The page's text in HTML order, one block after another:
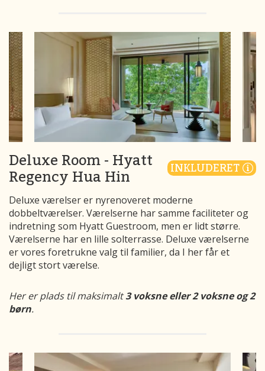
Deluxe Room - Hyatt
Regency Hua Hin
INKLUDERET
Deluxe værelser er nyrenoveret moderne
dobbeltværelser. Værelserne har samme faciliteter og
indretning som Hyatt Guestroom, men er lidt større.
Værelserne har en lille solterrasse. Deluxe værelserne
er vores foretrukne valg til familier, da I her får et
dejligt stort værelse.
Her er plads til maksimalt3 voksne eller 2 voksne og 2
børn.